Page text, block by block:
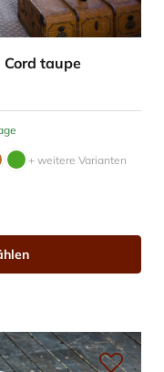
Cord taupe
+ weitere Varianten